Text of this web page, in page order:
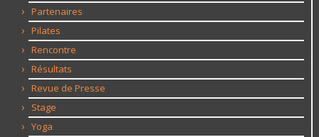
Partenaires
Pilates
Rencontre
Résultats
Revue de Presse
Stage
Yoga